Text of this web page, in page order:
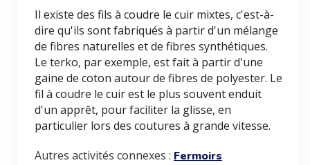
Il existe des fils à coudre le cuir mixtes, c'est-à-
dire qu'ils sont fabriqués à partir d'un mélange
de fibres naturelles et de fibres synthétiques.
Le terko, par exemple, est fait à partir d'une
gaine de coton autour de fibres de polyester. Le
fil à coudre le cuir est le plus souvent enduit
d'un apprêt, pour faciliter la glisse, en
particulier lors des coutures à grande vitesse.
Autres activités connexes : Fermoirs